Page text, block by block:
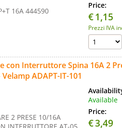
16A 444590
Price:
€1,15
Prezzi IVA
Interruttore Spina 16A 2
ADAPT-IT-101
2 PRESE 10/16A
Available
Price:
€3,49